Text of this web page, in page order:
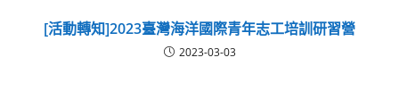
[活動轉知]2023臺灣海洋國際青年志工培訓研習營
2023-03-03